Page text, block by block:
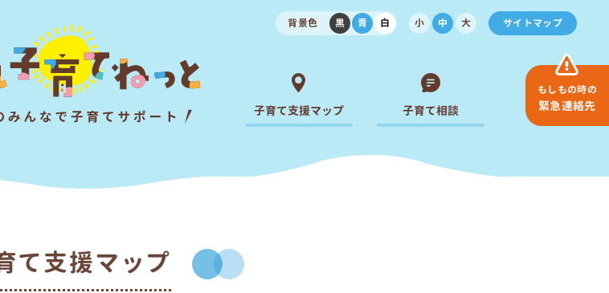
背景色 黒 青 白 小 中 大 サイトマップ
子育て支援マップ 子育て相談
もしもの時の
緊急連絡先
て支援マップ